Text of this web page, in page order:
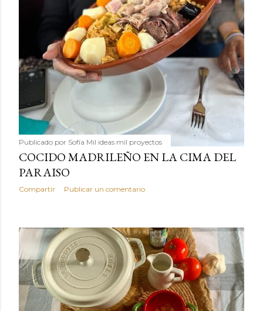
Publicado por Sofía Mil ideas mil proyectos
COCIDO MADRILEÑO EN LA CIMA DEL
PARAISO
Compartir Publicar un comentario